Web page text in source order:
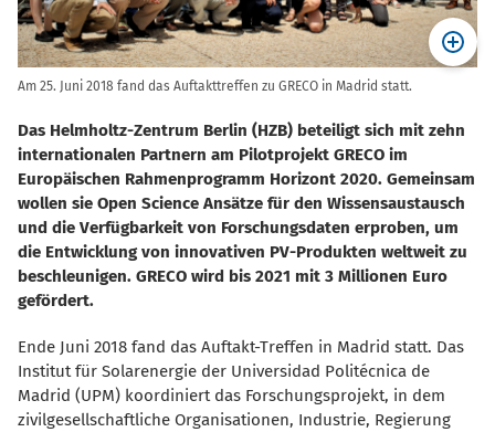
Am 25. Juni 2018 fand das Auftakttreffen zu GRECO in Madrid statt.
Das Helmholtz-Zentrum Berlin (HZB) beteiligt sich mit zehn
internationalen Partnern am Pilotprojekt GRECO im
Europäischen Rahmenprogramm Horizont 2020. Gemeinsam
wollen sie Open Science Ansätze für den Wissensaustausch
und die Verfügbarkeit von Forschungsdaten erproben, um
die Entwicklung von innovativen PV-Produkten weltweit zu
beschleunigen. GRECO wird bis 2021 mit 3 Millionen Euro
gefördert.
Ende Juni 2018 fand das Auftakt-Treffen in Madrid statt. Das
Institut für Solarenergie der Universidad Politécnica de
Madrid (UPM) koordiniert das Forschungsprojekt, in dem
zivilgesellschaftliche Organisationen, Industrie, Regierung